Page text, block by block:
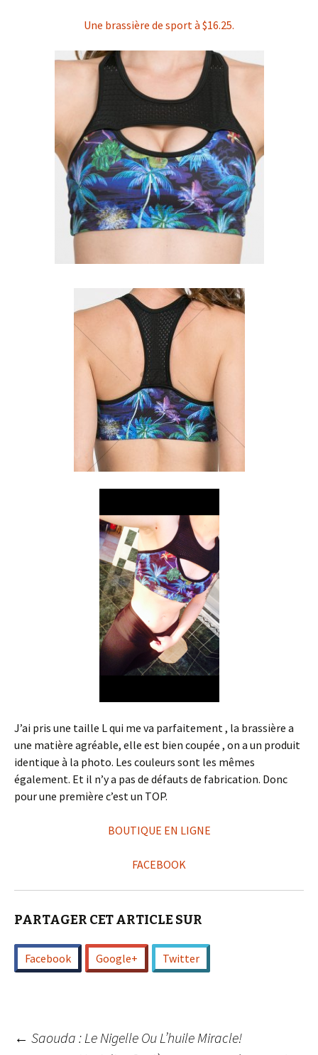
Une brassière de sport à $16.25.
J’ai pris une taille L qui me va parfaitement , la brassière a
une matière agréable, elle est bien coupée , on a un produit
identique à la photo. Les couleurs sont les mêmes
également. Et il n’y a pas de défauts de fabrication. Donc
pour une première c’est un TOP.
BOUTIQUE EN LIGNE
FACEBOOK
PARTAGER CET ARTICLE SUR
Facebook Google+ Twitter
← Saouda : Le Nigelle Ou L’huile Miracle!